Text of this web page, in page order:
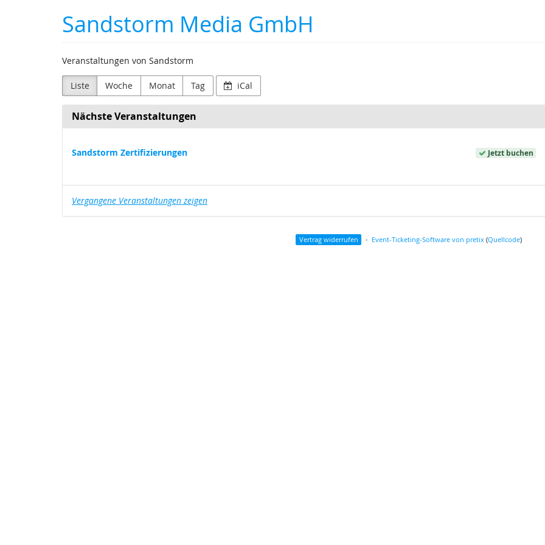
Sandstorm Media GmbH
Veranstaltungen von Sandstorm
Liste Woche Monat Tag iCal
Nächste Veranstaltungen
Sandstorm Zertifizierungen Jetzt buchen
Vergangene Veranstaltungen zeigen
Vertrag widerrufen Event-Ticketing-Software von pretix(Quellcode)